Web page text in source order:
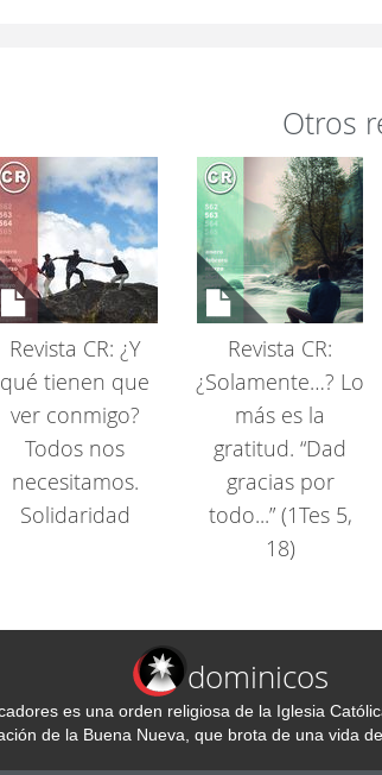
Otros
Revista CR: ¿Y
qué tienen que
ver conmigo?
Todos nos
necesitamos.
Solidaridad
Revista CR:
¿Solamente…? Lo
más es la
gratitud. “Dad
gracias por
todo...” (1Tes 5,
18)
dominicos
es una orden religiosa de la Iglesia
de la Buena Nueva, que brota de una vida